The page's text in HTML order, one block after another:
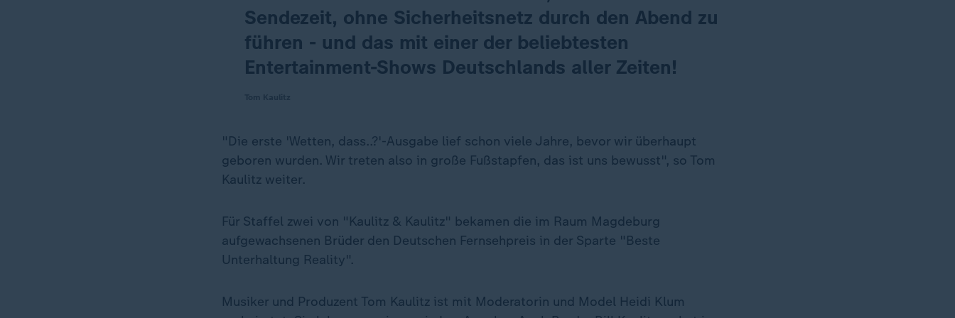
Sendezeit, ohne Sicherheitsnetz durch den Abend zu
führen - und das mit einer der beliebtesten
Entertainment-Shows Deutschlands aller Zeiten!
"Die erste 'Wetten, dass..?'-Ausgabe lief schon viele Jahre, bevor wir überhaupt
geboren wurden. Wir treten also in große Fußstapfen, das ist uns bewusst", so Tom
Kaulitz weiter.
Für Staffel zwei von "Kaulitz & Kaulitz" bekamen die im Raum Magdeburg
aufgewachsenen Brüder den Deutschen Fernsehpreis in der Sparte "Beste
Unterhaltung Reality".
Musiker und Produzent Tom Kaulitz ist mit Moderatorin und Model Heidi Klum